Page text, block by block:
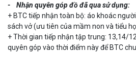
- Nhận quyên góp đồ đã qua sử dụng:
+ BTC tiếp nhận toàn bộ: áo khoác
sách vở (ưu tiên của mầm non và tiểu
+ Thời gian tiếp nhận tập trung: 13,14/
quyên góp vào thời điểm này để BTC